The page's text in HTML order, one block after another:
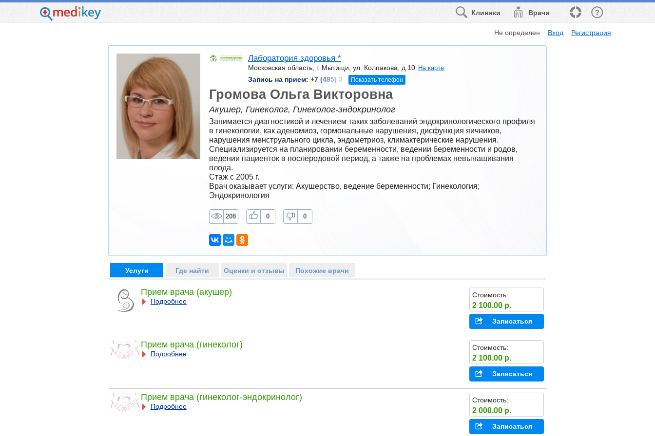
Врачи
Клиники
Не определен Вход Регистрация
Лаборатория здоровья *
Московская область, г. Мытищи, ул. Колпакова, д.10 На карте
Запись на прием: +7 (495) 3 Показать телефон
Громова Ольга Викторовна
Акушер, Гинеколог, Гинеколог-эндокринолог
Занимается диагностикой и лечением таких заболеваний эндокринологического профиля
в гинекологии, как аденомиоз, гормональные нарушения, дисфункция яичников,
нарушения менструального цикла, эндометриоз, климактерические нарушения.
Специализируется на планировании беременности, ведении беременности и родов,
ведении пациенток в послеродовой период, а также на проблемах невынашивания
плода.
Стаж с 2005 г.
Врач оказывает услуги: Акушерство, ведение беременности; Гинекология;
Эндокринология
208 0 0
Услуги Где найти Оценки и отзывы Похожие врачи
Прием врача (акушер)
Подробнее
Стоимость:
2 100.00 р.
Записаться
Прием врача (гинеколог)
Подробнее
Стоимость:
2 100.00 р.
Записаться
Прием врача (гинеколог-эндокринолог)
Подробнее
Стоимость:
2 000.00 р.
Записаться